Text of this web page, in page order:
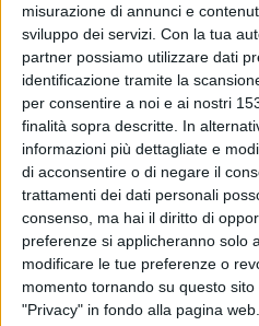
misurazione di annunci e
sviluppo dei servizi. Con la tua
partner possiamo utilizzare dati
identificazione tramite la
per consentire a noi e ai nostri
finalità sopra descritte. In
informazioni più dettagliate e
di acconsentire o di negare il
trattamenti dei dati personali
consenso, ma hai il diritto di
preferenze si applicheranno solo
modificare le tue preferenze o
momento tornando su questo
"Privacy" in fondo alla pagina web.
21:00
Napoli
Celta Vigo
OneFootball PPV
Sky Sport (canale 251)
21:00
Barcellona
Nottingham
NOW Sky Sport Uno
22:00
Barcellona
Udinese
Sky Sport Uno